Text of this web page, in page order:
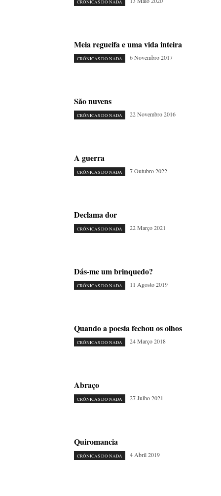
CRÓNICAS DO NADA
Meia regueifa e uma vida inteira
CRÓNICAS DO NADA 6 Novembro 2017
São nuvens
CRÓNICAS DO NADA 22 Novembro 2016
A guerra
CRÓNICAS DO NADA 7 Outubro 2022
Declama dor
CRÓNICAS DO NADA 22 Março 2021
Dás-me um brinquedo?
CRÓNICAS DO NADA 11 Agosto 2019
Quando a poesia fechou os olhos
CRÓNICAS DO NADA 24 Março 2018
Abraço
CRÓNICAS DO NADA 27 Julho 2021
Quiromancia
CRÓNICAS DO NADA 4 Abril 2019